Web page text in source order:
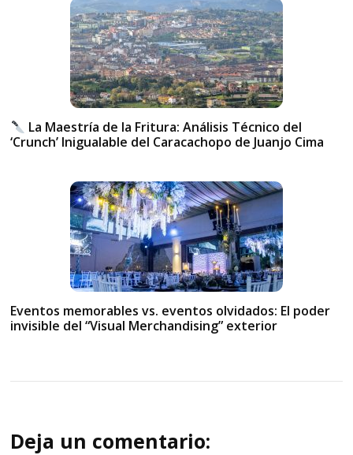
La Maestría de la Fritura: Análisis Técnico del
‘Crunch’ Inigualable del Caracachopo de Juanjo Cima
Eventos memorables vs. eventos olvidados: El poder
invisible del “Visual Merchandising” exterior
Deja un comentario: